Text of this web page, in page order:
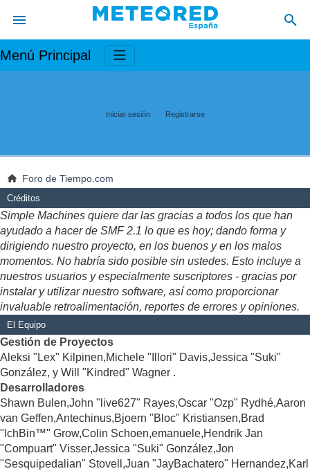
Menú Principal
Iniciar sesión Registrarse
Foro de Tiempo.com
Créditos
Simple Machines quiere dar las gracias a todos los que han
ayudado a hacer de SMF 2.1 lo que es hoy; dando forma y
dirigiendo nuestro proyecto, en los buenos y en los malos
momentos. No habría sido posible sin ustedes. Esto incluye a
nuestros usuarios y especialmente suscriptores - gracias por
instalar y utilizar nuestro software, así como proporcionar
invaluable retroalimentación, reportes de errores y opiniones.
El Equipo
Gestión de Proyectos
Aleksi "Lex" Kilpinen,Michele "Illori" Davis,Jessica "Suki"
González, y Will "Kindred" Wagner .
Desarrolladores
Shawn Bulen,John "live627" Rayes,Oscar "Ozp" Rydhé,Aaron
van Geffen,Antechinus,Bjoern "Bloc" Kristiansen,Brad
"IchBin™" Grow,Colin Schoen,emanuele,Hendrik Jan
"Compuart" Visser,Jessica "Suki" González,Jon
"Sesquipedalian" Stovell,Juan "JayBachatero" Hernandez,Karl